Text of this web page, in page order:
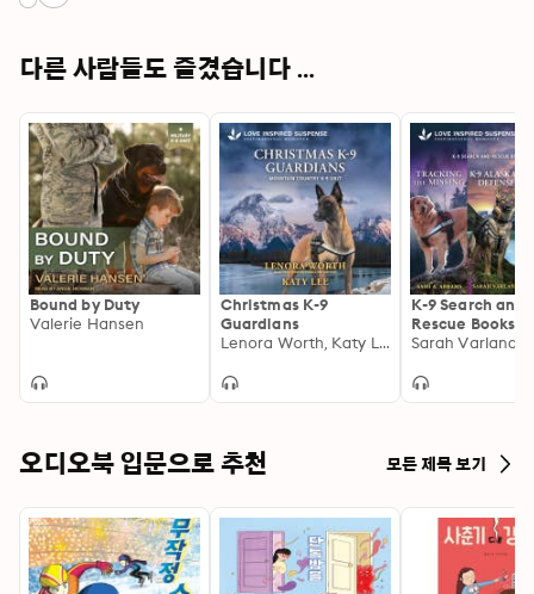
다른 사람들도 즐겼습니다 ...
Bound by Duty
Valerie Hansen
Christmas K-9
Guardians
Lenora Worth, Katy Lee
K-9 Search and
Rescue Books
오디오북 입문으로 추천 모든 제목 보기